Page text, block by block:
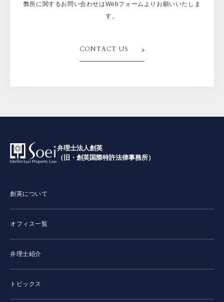
弊所に関するお問い合わせはWebフォームよりお願いいたしま
す。
CONTACT US
弁理士法人創英
（旧・創英国際特許法律事務所）
創英について
オフィス一覧
弁理士紹介
トピックス